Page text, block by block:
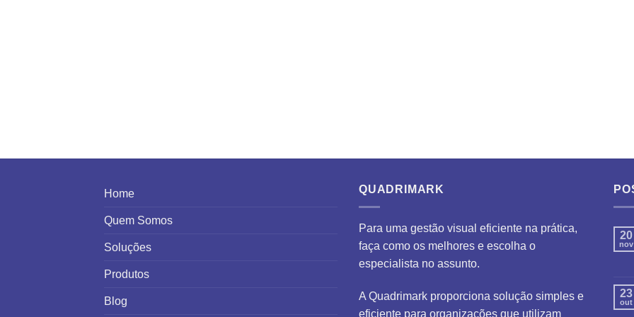
Home
Quem Somos
Soluções
Produtos
Blog
QUADRIMARK
Para uma gestão visual eficiente na prática,
faça como os melhores e escolha o
especialista no assunto.
A Quadrimark proporciona solução simples e
eficiente para organizações que utilizam
20
nov
23
out